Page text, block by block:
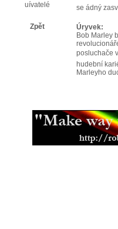
uívatelé
Zpět
se ádný
Úryvek:
Bob Marley
posluchače
hudební
Marleyho